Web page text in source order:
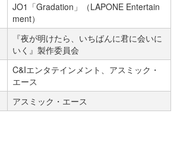
JO1「Gradation」（LAPONE Entertain
ment）
『夜が明けたら、いちばんに君に会いに
いく』製作委員会
C&Iエンタテインメント、アスミック・
エース
アスミック・エース